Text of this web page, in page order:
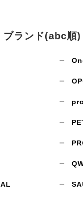
ブランド(abc順)